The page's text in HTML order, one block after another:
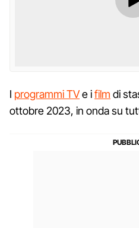
I programmi TVe ifilm di
ottobre 2023, in onda su